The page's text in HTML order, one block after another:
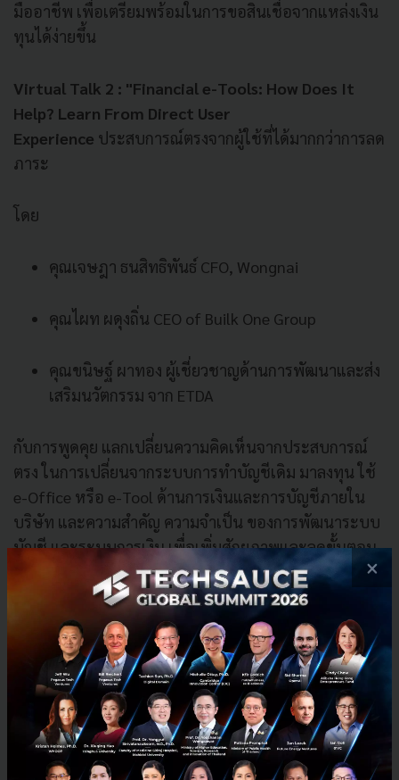
มืออาชีพ เพื่อเตรียมพร้อมในการขอสินเชื่อจากแหล่งเงิน
ทุนได้ง่ายขึ้น
Virtual Talk 2 : "Financial e-Tools: How Does It
Help? Learn From Direct User
Experience ประสบการณ์ตรงจากผู้ใช้ที่ได้มากกว่าการลด
ภาระ
โดย
คุณเจษฎา ธนสิทธิพันธ์ CFO, Wongnai
คุณไผท ผดุงถิ่น CEO of Builk One Group
คุณขนิษฐ์ ผาทอง ผู้เชี่ยวชาญด้านการพัฒนาและส่ง
เสริมนวัตกรรม จาก ETDA
กับการพูดคุย แลกเปลี่ยนความคิดเห็นจากประสบการณ์
ตรง ในการเปลี่ยนจากระบบการทำบัญชีเดิม มาลงทุน ใช้
e-Office หรือ e-Tool ด้านการเงินและการบัญชีภายใน
บริษัท และความสำคัญ ความจำเป็น ของการพัฒนาระบบ
บัญชี และระบบการเงิน เพื่อเพิ่มศักยภาพและลดขั้นตอน
การทำงานให้สอดคล้องกับสถานการณ์ปัจจุบัน ที่คุณไม่
ควรมองข้าม
SMEs จะได้รับฟังประสบการณ์จริงและข้อแนะนำเกี่ยวกับ
การเริ่มต้นใช้นวัตกรรมระบบบัญชีและการเงินออนไลน์
เพื่อสร้างความแข็งแกร่งและเปลี่ยนเป็นความสำเร็จทาง
ธุรกิจ
กิจกรรม Virtual Talk จะมีการเผยแพร่ผ่านทาง
×